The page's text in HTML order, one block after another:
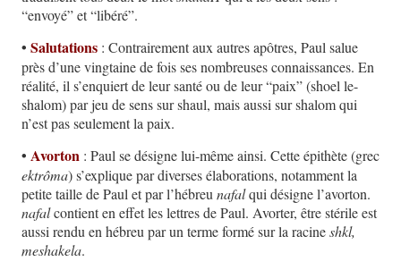
“envoyé” et “libéré”.
• Salutations : Contrairement aux autres apôtres, Paul salue
près d’une vingtaine de fois ses nombreuses connaissances. En
réalité, il s’enquiert de leur santé ou de leur “paix” (shoel le-
shalom) par jeu de sens sur shaul, mais aussi sur shalom qui
n’est pas seulement la paix.
• Avorton : Paul se désigne lui-même ainsi. Cette épithète (grec
ektrôma) s’explique par diverses élaborations, notamment la
petite taille de Paul et par l’hébreu nafalqui désigne l’avorton.
nafalcontient en effet les lettres de Paul. Avorter, être stérile est
aussi rendu en hébreu par un terme formé sur la racineshkl,
meshakela.